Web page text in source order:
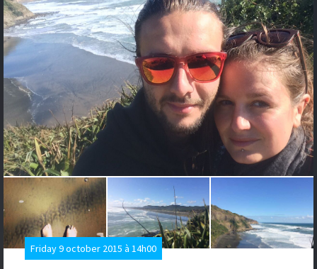
Friday 9 october 2015 à 14h00